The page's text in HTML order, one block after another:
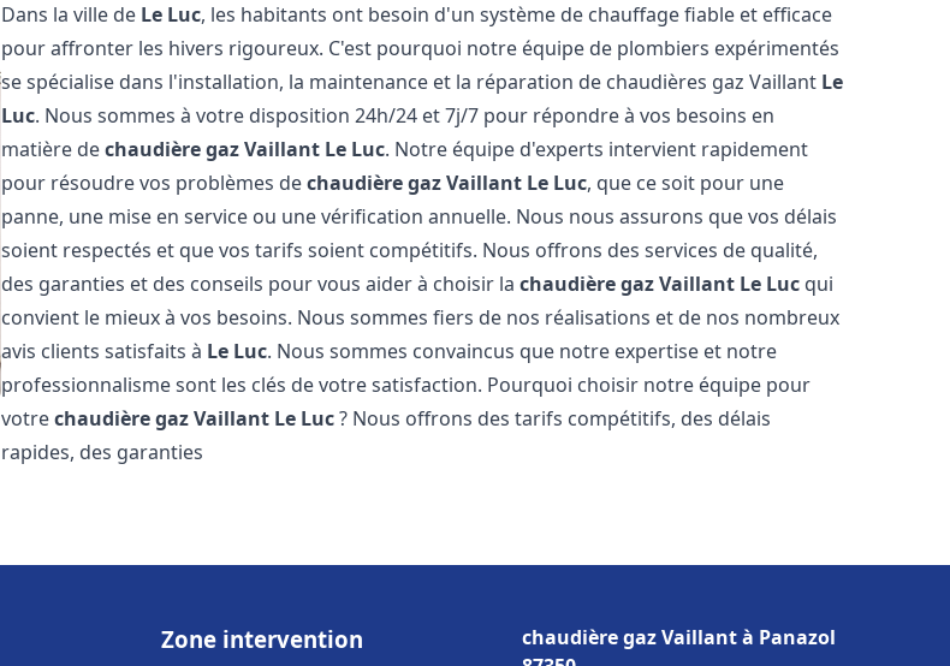
Dans la ville de Le Luc, les habitants ont besoin d'un système de chauffage fiable et efficace
pour affronter les hivers rigoureux. C'est pourquoi notre équipe de plombiers expérimentés
se spécialise dans l'installation, la maintenance et la réparation de chaudières gaz Vaillant Le
Luc. Nous sommes à votre disposition 24h/24 et 7j/7 pour répondre à vos besoins en
matière dechaudière gaz Vaillant Le Luc. Notre équipe d'experts intervient rapidement
pour résoudre vos problèmes dechaudière gaz Vaillant Le Luc, que ce soit pour une
panne, une mise en service ou une vérification annuelle. Nous nous assurons que vos délais
soient respectés et que vos tarifs soient compétitifs. Nous offrons des services de qualité,
des garanties et des conseils pour vous aider à choisir lachaudière gaz Vaillant Le Luc qui
convient le mieux à vos besoins. Nous sommes fiers de nos réalisations et de nos nombreux
avis clients satisfaits à Le Luc. Nous sommes convaincus que notre expertise et notre
professionnalisme sont les clés de votre satisfaction. Pourquoi choisir notre équipe pour
votrechaudière gaz Vaillant Le Luc? Nous offrons des tarifs compétitifs, des délais
rapides, des garanties
Zone intervention
chaudière gaz Vaillant à Panazol